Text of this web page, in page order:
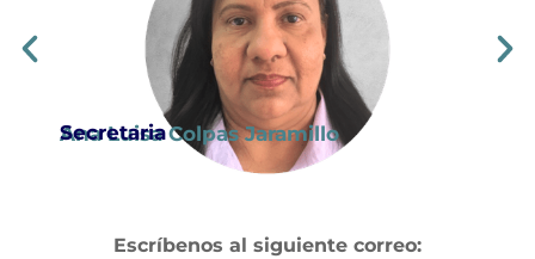
Ana Luisa Colpas Jaramillo
Secretaria
Escríbenos al siguiente correo: